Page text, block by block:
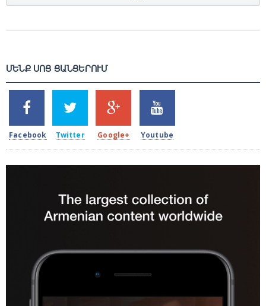
ՄԵՆՔ ՍՈՑ ՑԱՆՑԵՐՈՒՄ
2k
SHARES
Facebook
1.5k
TWEETS
Twitter
203
SHARES
Google+
620
SHARES
Youtube